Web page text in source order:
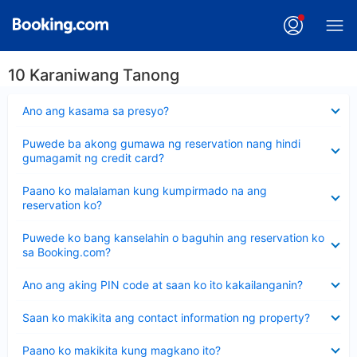
10 Karaniwang Tanong
Ano ang kasama sa presyo?
ang
Puwede ba akong gumawa ng reservation nang hindi
gumagamit ng credit card?
ang
sagot
Paano ko malalaman kung kumpirmado na ang
reservation ko?
ang
sagot
Puwede ko bang kanselahin o baguhin ang reservation ko
sa Booking.com?
ang
sagot
Ano ang aking PIN code at saan ko ito kakailanganin?
ang
Saan ko makikita ang contact information ng property?
ang
Paano ko makikita kung magkano ito?